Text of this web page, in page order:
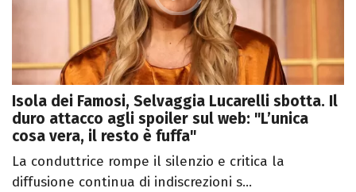
Isola dei Famosi, Selvaggia Lucarelli sbotta. Il
duro attacco agli spoiler sul web: "L’unica
cosa vera, il resto è fuffa"
La conduttrice rompe il silenzio e critica la
diffusione continua di indiscrezioni s...